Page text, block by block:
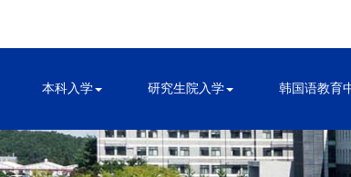
本科入学 研究生院入学 韩国语教育